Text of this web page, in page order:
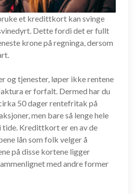
et kredittkort kan svinge
Dette fordi det er fullt
krone på regninga, dersom
og tjenester, løper ikke rentene
er forfalt. Dermed har du
50 dager rentefritak på
men bare så lenge hele
Kredittkort er en av de
lån som folk velger å
på disse kortene ligger
med andre former